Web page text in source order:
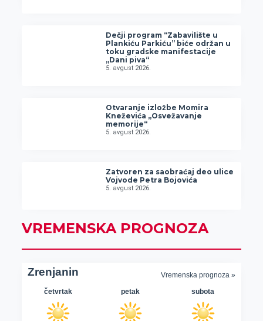
Dečji program “Zabavilište u
Plankiću Parkiću” biće održan u
toku gradske manifestacije
„Dani piva“
5. avgust 2026.
Otvaranje izložbe Momira
Kneževića „Osvežavanje
memorije“
5. avgust 2026.
Zatvoren za saobraćaj deo ulice
Vojvode Petra Bojovića
5. avgust 2026.
VREMENSKA PROGNOZA